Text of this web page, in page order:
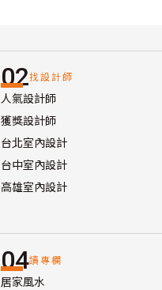
02找設計師
人氣設計師
獲獎設計師
台北室內設計
台中室內設計
高雄室內設計
04讀專欄
居家風水